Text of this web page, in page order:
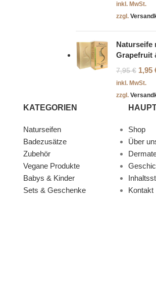
inkl. MwSt.
zzgl.
Naturseife
Grapefruit
7,95€ 1,95
inkl. MwSt.
zzgl.
KATEGORIEN
Naturseifen
Badezusätze
Zubehör
Vegane Produkte
Babys & Kinder
Sets & Geschenke
Shop
Über
Kontakt